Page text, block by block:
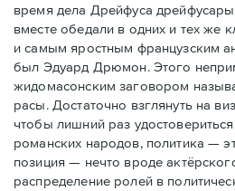
время дела Дрейфуса
вместе обедали в одних и тех же
и самым яростным французским
был Эдуард Дрюмон. Этого
жидомасонским заговором
расы. Достаточно взглянуть на
чтобы лишний раз
романских народов, политика —
позиция — нечто вроде
распределение ролей в